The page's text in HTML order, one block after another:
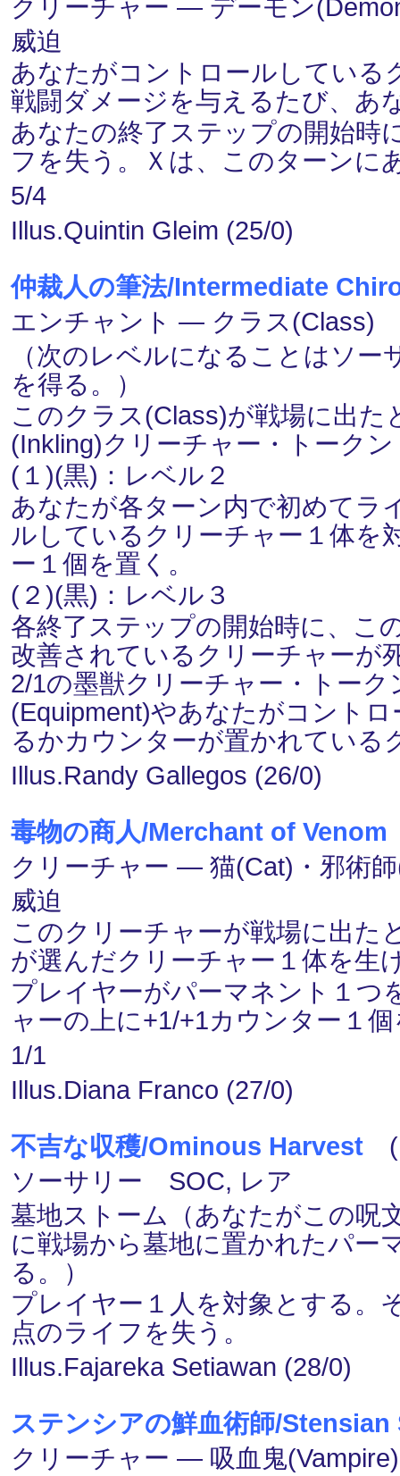
クリーチャー ― デーモン
威迫
あなたがコントロールしている
戦闘ダメージを与えるたび、あ
あなたの終了ステップの開始時
フを失う。Ｘは、このターンに
5/4
Illus.Quintin Gleim (25/0)
仲裁人の筆法/Intermediate
エンチャント ― クラス(Class)
（次のレベルになることはソ
を得る。）
このクラス(Class)が戦場に出た
(Inkling)クリーチャー・トーク
(１)(黒)：レベル２
あなたが各ターン内で初めてラ
ルしているクリーチャー１体を
ー１個を置く。
(２)(黒)：レベル３
各終了ステップの開始時に、こ
改善されているクリーチャーが
2/1の墨獣クリーチャー・トー
(Equipment)やあなたがコント
るかカウンターが置かれている
Illus.Randy Gallegos (26/0)
毒物の商人/Merchant of Venom
クリーチャー ― 猫(Cat)・邪術
威迫
このクリーチャーが戦場に出た
が選んだクリーチャー１体を生
プレイヤーがパーマネント１つ
ャーの上に+1/+1カウンター１
1/1
Illus.Diana Franco (27/0)
不吉な収穫/Ominous Harvest (
ソーサリー SOC, レア
墓地ストーム（あなたがこの呪
に戦場から墓地に置かれたパー
る。）
プレイヤー１人を対象とする。
点のライフを失う。
Illus.Fajareka Setiawan (28/0)
ステンシアの鮮血術師/
クリーチャー ― 吸血鬼